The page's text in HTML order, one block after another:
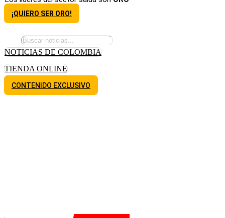
¡QUIERO SER ORO!
NOTICIAS DE COLOMBIA
TIENDA ONLINE
CONTENIDO EXCLUSIVO